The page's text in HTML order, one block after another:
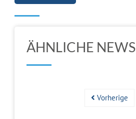
ÄHNLICHE NEWS
Vorherige